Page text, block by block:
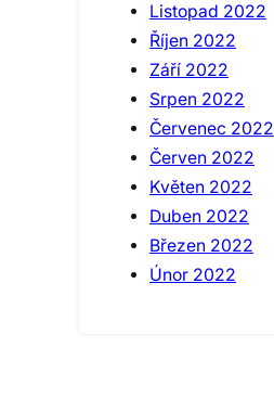
Listopad 2022
Říjen 2022
Září 2022
Srpen 2022
Červenec 2022
Červen 2022
Květen 2022
Duben 2022
Březen 2022
Únor 2022